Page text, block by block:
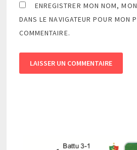
ENREGISTRER MON NOM,
DANS LE NAVIGATEUR POUR MON
COMMENTAIRE.